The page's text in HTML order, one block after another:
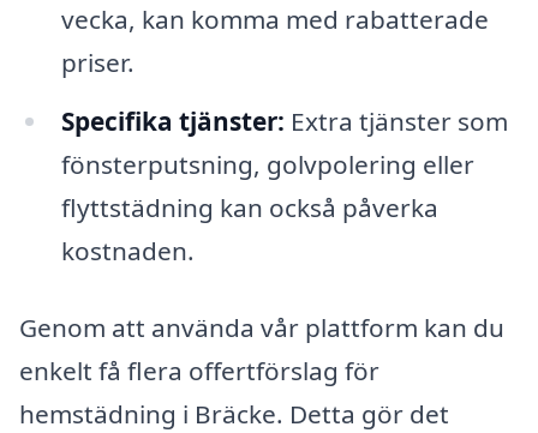
vecka, kan komma med rabatterade
priser.
Specifika tjänster: Extra tjänster som
fönsterputsning, golvpolering eller
flyttstädning kan också påverka
kostnaden.
Genom att använda vår plattform kan du
enkelt få flera offertförslag för
hemstädning i Bräcke. Detta gör det